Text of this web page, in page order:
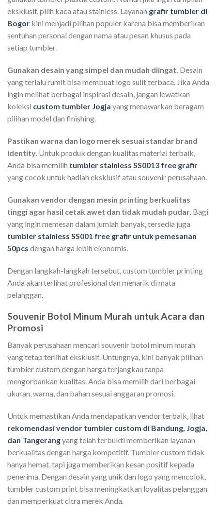
eksklusif, pilih kaca atau stainless. Layanan grafir tumbler di
Bogor kini menjadi pilihan populer karena bisa memberikan
sentuhan personal dengan nama atau pesan khusus pada
setiap tumbler.
Gunakan desain yang simpel dan mudah diingat. Desain
yang terlalu rumit bisa membuat logo sulit terbaca. Jika Anda
ingin melihat berbagai inspirasi desain, jangan lewatkan
koleksi custom tumbler Jogja yang menawarkan beragam
pilihan model dan finishing.
Pastikan warna dan logo merek sesuai standar brand
identity. Untuk produk dengan kualitas material terbaik,
Anda bisa memilih tumbler stainless SS0013 free grafir
yang cocok untuk hadiah eksklusif atau souvenir perusahaan.
Gunakan vendor dengan mesin printing berkualitas
tinggi agar hasil cetak awet dan tidak mudah pudar. Bagi
yang ingin memesan dalam jumlah banyak, tersedia juga
tumbler stainless SS001 free grafir untuk pemesanan
50pcs dengan harga lebih ekonomis.
Dengan langkah-langkah tersebut, custom tumbler printing
Anda akan terlihat profesional dan menarik di mata
pelanggan.
Souvenir Botol Minum Murah untuk Acara dan
Promosi
Banyak perusahaan mencari souvenir botol minum murah
yang tetap terlihat eksklusif. Untungnya, kini banyak pilihan
tumbler custom dengan harga terjangkau tanpa
mengorbankan kualitas. Anda bisa memilih dari berbagai
ukuran, warna, dan bahan sesuai anggaran promosi.
Untuk memastikan Anda mendapatkan vendor terbaik, lihat
rekomendasi vendor tumbler custom di Bandung, Jogja,
dan Tangerangyang telah terbukti memberikan layanan
berkualitas dengan harga kompetitif. Tumbler custom tidak
hanya hemat, tapi juga memberikan kesan positif kepada
penerima. Dengan desain yang unik dan logo yang mencolok,
tumbler custom print bisa meningkatkan loyalitas pelanggan
dan memperkuat citra merek Anda.